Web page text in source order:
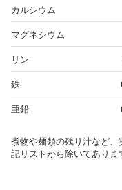
カルシウム
マグネシウム
リン
鉄
亜鉛
煮物や麺類の残り汁など
記リストから除いてありま